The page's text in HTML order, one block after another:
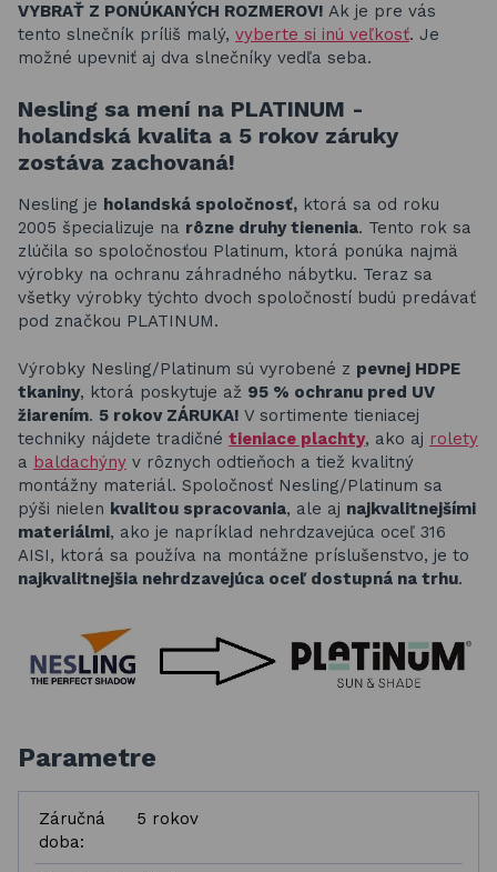
VYBRAŤ Z PONÚKANÝCH ROZMEROV! Ak je pre vás
tento slnečník príliš malý, vyberte si inú veľkosť. Je
možné upevniť aj dva slnečníky vedľa seba.
Nesling sa mení na PLATINUM -
holandská kvalita a 5 rokov záruky
zostáva zachovaná!
Nesling je holandská spoločnosť, ktorá sa od roku
2005 špecializuje na rôzne druhy tienenia. Tento rok sa
zlúčila so spoločnosťou Platinum, ktorá ponúka najmä
výrobky na ochranu záhradného nábytku. Teraz sa
všetky výrobky týchto dvoch spoločností budú predávať
pod značkou PLATINUM.
Výrobky Nesling/Platinum sú vyrobené z pevnej HDPE
tkaniny, ktorá poskytuje až 95 % ochranu pred UV
žiarením. 5 rokov ZÁRUKA! V sortimente tieniacej
techniky nájdete tradičné tieniace plachty, ako aj rolety
a baldachýny v rôznych odtieňoch a tiež kvalitný
montážny materiál. Spoločnosť Nesling/Platinum sa
pýši nielen kvalitou spracovania, ale aj najkvalitnejšími
materiálmi, ako je napríklad nehrdzavejúca oceľ 316
AISI, ktorá sa používa na montážne príslušenstvo, je to
najkvalitnejšia nehrdzavejúca oceľ dostupná na trhu.
Parametre
Záručná
doba:
5 rokov